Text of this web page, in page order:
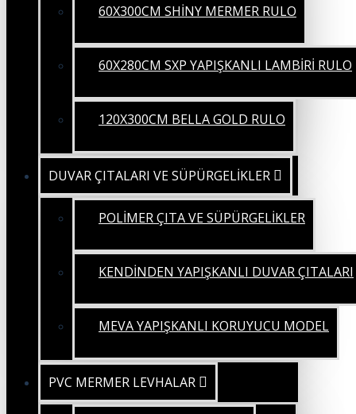
60X300CM SHİNY MERMER RULO
60X280CM SXP YAPIŞKANLI LAMBİRİ RULO
120X300CM BELLA GOLD RULO
DUVAR ÇITALARI VE SÜPÜRGELİKLER
POLİMER ÇITA VE SÜPÜRGELİKLER
KENDİNDEN YAPIŞKANLI DUVAR ÇITALARI
MEVA YAPIŞKANLI KORUYUCU MODEL
PVC MERMER LEVHALAR